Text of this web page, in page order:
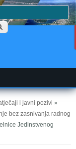
i javni pozivi »
bez zasnivanja radnog
Jedinstvenog